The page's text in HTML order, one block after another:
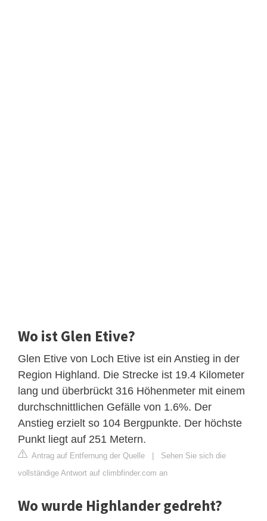
Wo ist Glen Etive?
Glen Etive von Loch Etive ist ein Anstieg in der
Region Highland. Die Strecke ist 19.4 Kilometer
lang und überbrückt 316 Höhenmeter mit einem
durchschnittlichen Gefälle von 1.6%. Der
Anstieg erzielt so 104 Bergpunkte. Der höchste
Punkt liegt auf 251 Metern.
Antrag auf Entfernung der Quelle | Sehen Sie sich die
vollständige Antwort auf climbfinder.com an
Wo wurde Highlander gedreht?